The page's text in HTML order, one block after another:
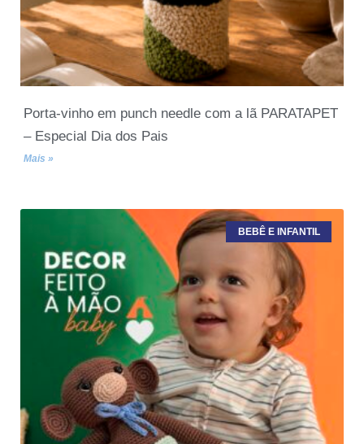
Porta-vinho em punch needle com a lã PARATAPET
– Especial Dia dos Pais
Mais »
BEBÊ E INFANTIL